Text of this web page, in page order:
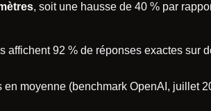
, soit une hausse de 40 % par
affichent 92 % de réponses exactes sur
moyenne (benchmark OpenAI, juillet